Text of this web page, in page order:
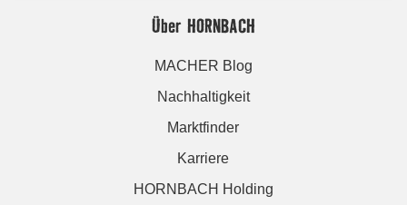
Über HORNBACH
MACHER Blog
Nachhaltigkeit
Marktfinder
Karriere
HORNBACH Holding